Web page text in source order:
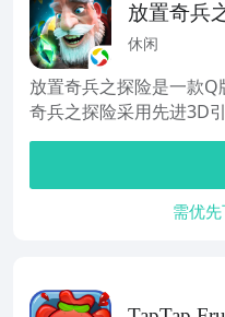
放置奇兵
休闲
放置奇兵之探险是一款
奇兵之探险采用先进3D
需优先